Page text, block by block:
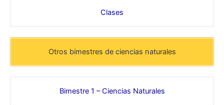
Clases
Otros bimestres de ciencias naturales
Bimestre 1 – Ciencias Naturales